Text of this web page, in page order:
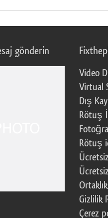
gönderin
Video
Virtual
Dış
Rötuş
Rötuş
Gizlilik
Çerez